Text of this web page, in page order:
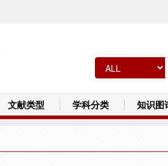
文献类型 学科分类 知识图